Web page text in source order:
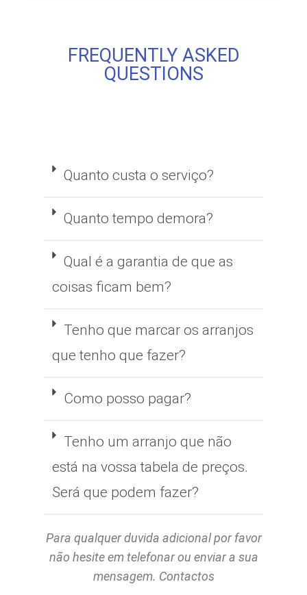
FREQUENTLY ASKED
QUESTIONS
Quanto custa o serviço?
Quanto tempo demora?
Qual é a garantia de que as
coisas ficam bem?
Tenho que marcar os arranjos
que tenho que fazer?
Como posso pagar?
Tenho um arranjo que não
está na vossa tabela de preços.
Será que podem fazer?
Para qualquer duvida adicional por favor
não hesite em telefonar ou enviar a sua
mensagem. Contactos